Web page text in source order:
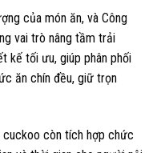
của món ăn, và Công
vai trò nâng tầm trải
kế tối ưu, giúp phân phối
ăn chín đều, giữ trọn
cuckoo còn tích hợp chức